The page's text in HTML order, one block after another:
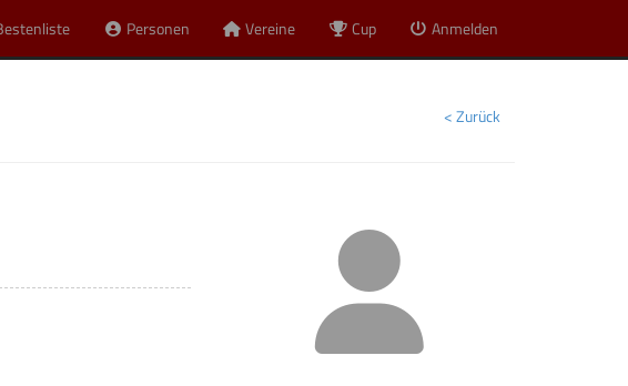
Personen Vereine Cup Anmelden
< Zurück